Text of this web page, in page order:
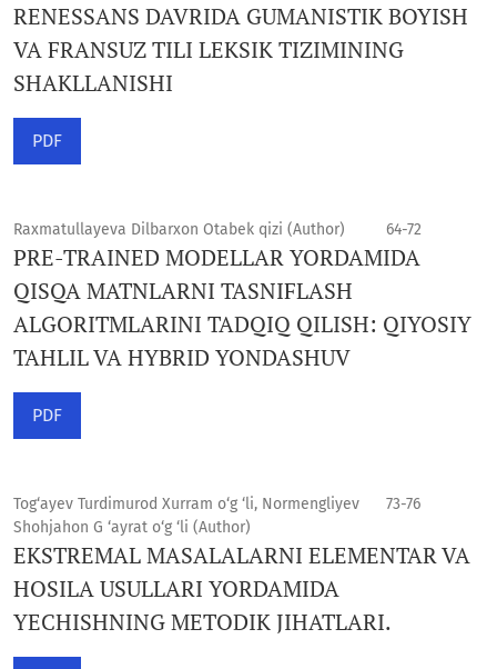
RENESSANS DAVRIDA GUMANISTIK BOYISH
VA FRANSUZ TILI LEKSIK TIZIMINING
SHAKLLANISHI
PDF
Raxmatullayeva Dilbarxon Otabek qizi (Author) 64-72
PRE-TRAINED MODELLAR YORDAMIDA
QISQA MATNLARNI TASNIFLASH
ALGORITMLARINI TADQIQ QILISH: QIYOSIY
TAHLIL VA HYBRID YONDASHUV
PDF
Tog‘ayev Turdimurod Xurram o‘g ‘li, Normengliyev
Shohjahon G ‘ayrat o‘g ‘li (Author)
73-76
EKSTREMAL MASALALARNI ELEMENTAR VA
HOSILA USULLARI YORDAMIDA
YECHISHNING METODIK JIHATLARI.